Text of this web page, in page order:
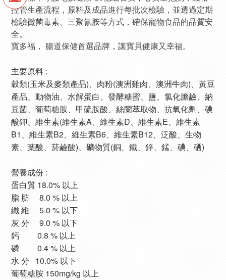
控管生產流程，原料及成品進行每批次檢驗，並透過定期
檢驗黴菌毒素、三聚氰胺等方式，確保寵物食品的品質安
全。
寶多福， 腸道保健首選品牌，讓寶貝健康又幸福。
主要原料 :
穀類(玉米及麥類產品)、肉粉(澳洲雞肉、澳洲牛肉)、黃豆
產品、動物油、水解蛋白、發酵糖蜜、鹽、氯化膽鹼、納
豆菌、葡萄糖胺、甲硫胺酸、絲蘭萃取物、抗氧化劑、碘
酸鉀、維生素(維生素A、維生素D、維生素E、維生素
B1、維生素B2、維生素B6、維生素B12、泛酸、生物
素、葉酸、菸鹼酸)、礦物質(銅、鐵、鋅、錳、碘、硒)
營養成份 :
蛋白質 18.0% 以上
脂 肪 8.0 % 以上
纖 維 5.0 % 以下
灰 分 9.0 % 以下
鈣 0.8 % 以上
磷 0.4 % 以上
水 分 10.0% 以下
葡萄糖胺 150mg/kg 以上